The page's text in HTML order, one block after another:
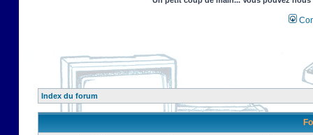
Index du forum